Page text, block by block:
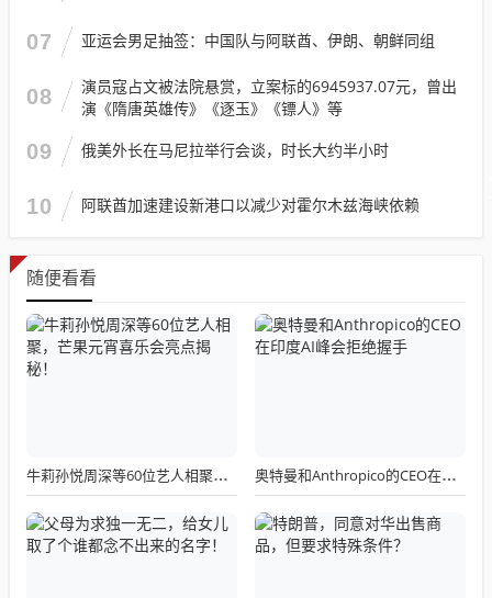
07 亚运会男足抽签：中国队与阿联酋、伊朗、朝鲜同组
08
演员寇占文被法院悬赏，立案标的6945937.07元，曾出
演《隋唐英雄传》《逐玉》《镖人》等
09 俄美外长在马尼拉举行会谈，时长大约半小时
10 阿联酋加速建设新港口以减少对霍尔木兹海峡依赖
随便看看
牛莉孙悦周深等60位艺人相聚，芒果元宵喜乐会亮点揭秘！ 奥特曼和Anthropico的CEO在印度AI峰会拒绝握手